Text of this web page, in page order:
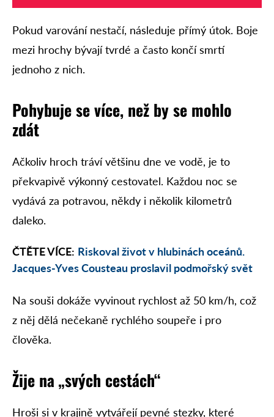
Pokud varování nestačí, následuje přímý útok. Boje
mezi hrochy bývají tvrdé a často končí smrtí
jednoho z nich.
Pohybuje se více, než by se mohlo
zdát
Ačkoliv hroch tráví většinu dne ve vodě, je to
překvapivě výkonný cestovatel. Každou noc se
vydává za potravou, někdy i několik kilometrů
daleko.
ČTĚTE VÍCE: Riskoval život v hlubinách oceánů.
Jacques-Yves Cousteau proslavil podmořský svět
Na souši dokáže vyvinout rychlost až 50 km/h, což
z něj dělá nečekaně rychlého soupeře i pro
člověka.
Žije na „svých cestách“
Hroši si v krajině vytvářejí pevné stezky, které